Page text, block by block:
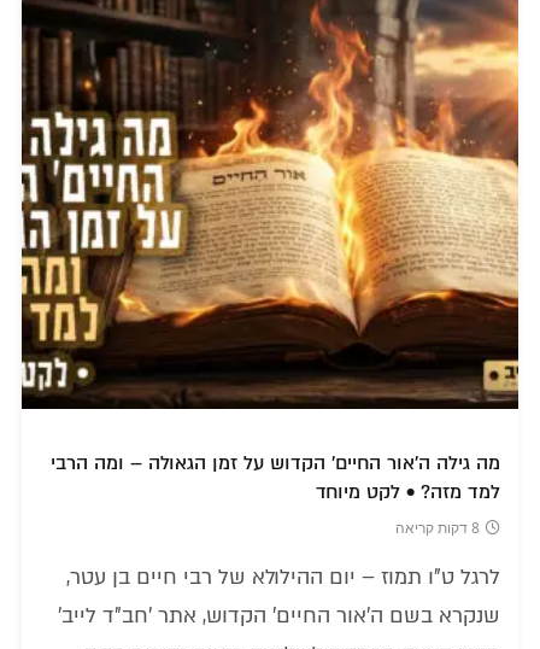
מה גילה ה'אור החיים' הקדוש על זמן הגאולה – ומה הרבי
למד מזה? • לקט מיוחד
8 דקות קריאה
לרגל ט"ו תמוז – יום ההילולא של רבי חיים בן עטר,
שנקרא בשם ה'אור החיים' הקדוש, אתר 'חב"ד לייב'